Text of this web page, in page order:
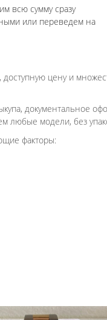
всю сумму сразу
или переведем на
цену и
документальное
модели, без
факторы: